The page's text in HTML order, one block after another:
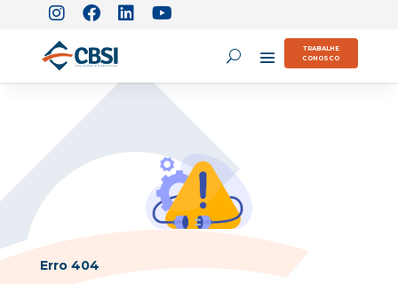
TRABALHE
CONOSCO
Erro 404